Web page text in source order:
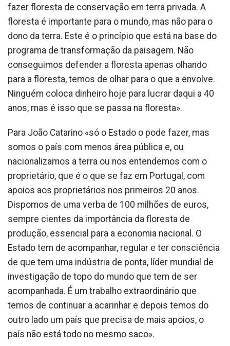
fazer floresta de conservação em terra privada. A
floresta é importante para o mundo, mas não para o
dono da terra. Este é o princípio que está na base do
programa de transformação da paisagem. Não
conseguimos defender a floresta apenas olhando
para a floresta, temos de olhar para o que a envolve.
Ninguém coloca dinheiro hoje para lucrar daqui a 40
anos, mas é isso que se passa na floresta».
Para João Catarino «só o Estado o pode fazer, mas
somos o país com menos área pública e, ou
nacionalizamos a terra ou nos entendemos com o
proprietário, que é o que se faz em Portugal, com
apoios aos proprietários nos primeiros 20 anos.
Dispomos de uma verba de 100 milhões de euros,
sempre cientes da importância da floresta de
produção, essencial para a economia nacional. O
Estado tem de acompanhar, regular e ter consciência
de que tem uma indústria de ponta, líder mundial de
investigação de topo do mundo que tem de ser
acompanhada. É um trabalho extraordinário que
temos de continuar a acarinhar e depois temos do
outro lado um país que precisa de mais apoios, o
país não está todo no mesmo saco».